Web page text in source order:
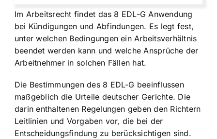
Im Arbeitsrecht findet das 8 EDL-G Anwendung
bei Kündigungen und Abfindungen. Es legt fest,
unter welchen Bedingungen ein Arbeitsverhältnis
beendet werden kann und welche Ansprüche der
Arbeitnehmer in solchen Fällen hat.
Die Bestimmungen des 8 EDL-G beeinflussen
maßgeblich die Urteile deutscher Gerichte. Die
darin enthaltenen Regelungen geben den Richtern
Leitlinien und Vorgaben vor, die bei der
Entscheidungsfindung zu berücksichtigen sind.